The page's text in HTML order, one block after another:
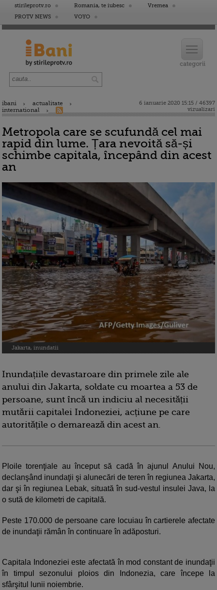
stirileprotv.ro Romania, te iubesc
Vremea
PROTV NEWS
VOYO
ibani
actualitate
international
6 ianuarie 2020 15:15 / 46397
vizualizari
Metropola care se scufundă cel mai
rapid din lume. Țara nevoită să-și
schimbe capitala, începând din acest
an
Jakarta, inundatii
Inundațiile devastaroare din primele zile ale
anului din Jakarta, soldate cu moartea a 53 de
persoane, sunt încă un indiciu al necesității
mutării capitalei Indoneziei, acțiune pe care
autoritățile o demarează din acest an.
Ploile torenţiale au început să cadă în ajunul Anului Nou,
declanşând inundaţii şi alunecări de teren în regiunea Jakarta,
dar şi în regiunea Lebak, situată în sud-vestul insulei Java, la
o sută de kilometri de capitală.
Peste 170.000 de persoane care locuiau în cartierele afectate
de inundaţii rămân în continuare în adăposturi.
Capitala Indoneziei este afectată în mod constant de inundaţii
în timpul sezonului ploios din Indonezia, care începe la
sfârşitul lunii noiembrie.